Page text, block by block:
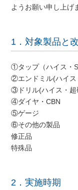
ようお願い申し上げ
1．対象製品と
①タップ（ハイス・
②エンドミル(ハイス
③ドリル(ハイス・超
④ダイヤ・CBN
⑤ゲージ
⑥その他の製品
修正品
特殊品
2．実施時期